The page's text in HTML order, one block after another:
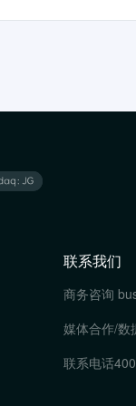
联系我们
商务咨询
媒体合作/数
联系电话